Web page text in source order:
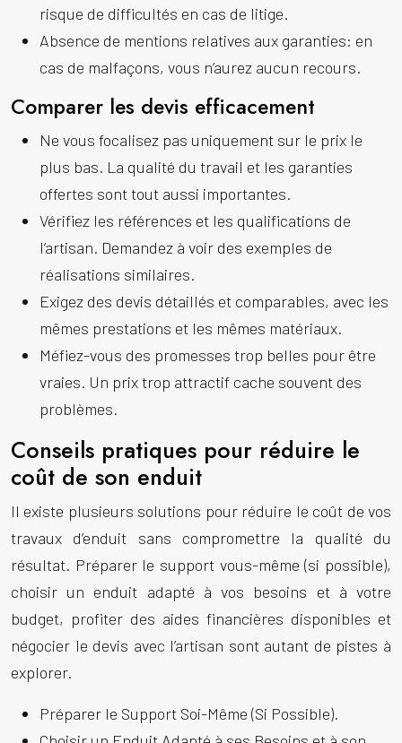
risque de difficultés en cas de litige.
Absence de mentions relatives aux garanties: en
cas de malfaçons, vous n’aurez aucun recours.
Comparer les devis efficacement
Ne vous focalisez pas uniquement sur le prix le
plus bas. La qualité du travail et les garanties
offertes sont tout aussi importantes.
Vérifiez les références et les qualifications de
l’artisan. Demandez à voir des exemples de
réalisations similaires.
Exigez des devis détaillés et comparables, avec les
mêmes prestations et les mêmes matériaux.
Méfiez-vous des promesses trop belles pour être
vraies. Un prix trop attractif cache souvent des
problèmes.
Conseils pratiques pour réduire le
coût de son enduit
Il existe plusieurs solutions pour réduire le coût de vos
travaux d’enduit sans compromettre la qualité du
résultat. Préparer le support vous-même (si possible),
choisir un enduit adapté à vos besoins et à votre
budget, profiter des aides financières disponibles et
négocier le devis avec l’artisan sont autant de pistes à
explorer.
Préparer le Support Soi-Même (Si Possible).